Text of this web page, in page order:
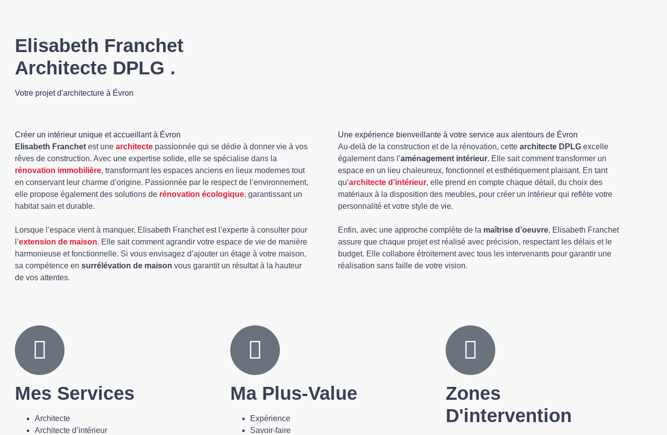
Elisabeth Franchet
Architecte DPLG .
Votre projet d'architecture à Évron
Créer un intérieur unique et accueillant à Évron
Elisabeth Franchet est une architecte passionnée qui se dédie à donner vie à vos
rêves de construction. Avec une expertise solide, elle se spécialise dans la
rénovation immobilière, transformant les espaces anciens en lieux modernes tout
en conservant leur charme d’origine. Passionnée par le respect de l’environnement,
elle propose également des solutions de rénovation écologique, garantissant un
habitat sain et durable.
Lorsque l’espace vient à manquer, Elisabeth Franchet est l’experte à consulter pour
l’extension de maison. Elle sait comment agrandir votre espace de vie de manière
harmonieuse et fonctionnelle. Si vous envisagez d’ajouter un étage à votre maison,
sa compétence en surrélévation de maison vous garantit un résultat à la hauteur
de vos attentes.
Une expérience bienveillante à votre service aux alentours de Évron
Au-delà de la construction et de la rénovation, cette architecte DPLG excelle
également dans l’aménagement intérieur. Elle sait comment transformer un
espace en un lieu chaleureux, fonctionnel et esthétiquement plaisant. En tant
qu’architecte d’intérieur, elle prend en compte chaque détail, du choix des
matériaux à la disposition des meubles, pour créer un intérieur qui reflète votre
personnalité et votre style de vie.
Enfin, avec une approche complète de la maîtrise d’oeuvre, Elisabeth Franchet
assure que chaque projet est réalisé avec précision, respectant les délais et le
budget. Elle collabore étroitement avec tous les intervenants pour garantir une
réalisation sans faille de votre vision.
Mes Services
Architecte
Architecte d’intérieur
Ma Plus-Value
Expérience
Savoir-faire
Zones
D'intervention